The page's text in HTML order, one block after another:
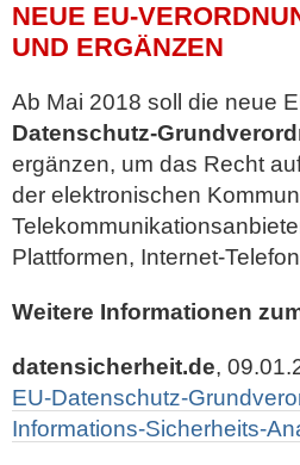
NEUE EU-
UND ERGÄNZEN
Ab Mai 2018 soll die neue
Datenschutz-
ergänzen, um das Recht
der elektronischen
Plattformen, Internet-
Weitere Informationen
datensicherheit.de,
EU-Datenschutz-
Informations-Sicherheits-